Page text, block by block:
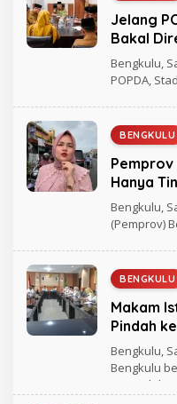
Jelang
Bakal
E
H
R
A
G
H
A
Bengkulu,
POPDA,
Pemprov
Pemprov
Hanya
Minyak
BENGKULU
O
E
H
R
A
G
H
A
Bengkulu,
(Pemprov)
Makam
Pindah
BENGKULU
O
E
H
R
A
G
H
A
Bengkulu,
Bengkulu